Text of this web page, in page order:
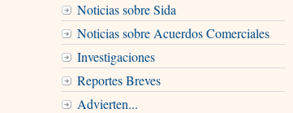
Noticias sobre Sida
Noticias sobre Acuerdos Comerciales
Investigaciones
Reportes Breves
Advierten...